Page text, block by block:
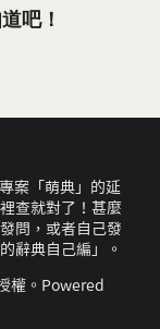
吧！
專案「萌典」的延
查就對了！甚麼
問，或者自己發
辭典自己編」。
權。Powered